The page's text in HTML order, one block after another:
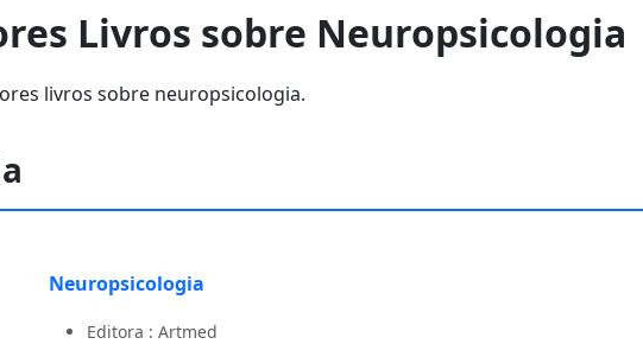
Livros sobre Neuropsicologia
livros sobre neuropsicologia.
Neuropsicologia
Editora : Artmed